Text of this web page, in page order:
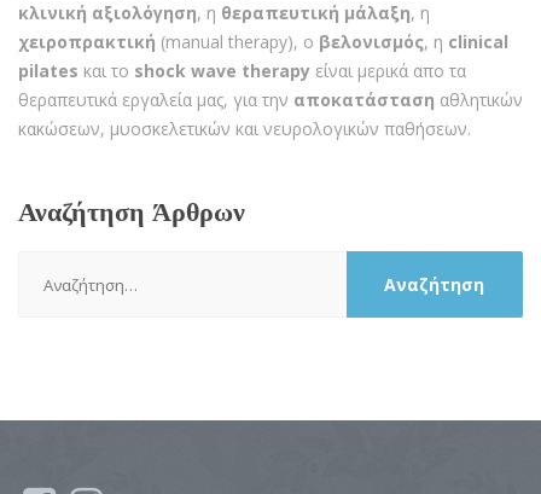
κλινική αξιολόγηση, η θεραπευτική μάλαξη, η
χειροπρακτική (manual therapy), ο βελονισμός, η clinical
pilates και το shock wave therapy είναι μερικά απο τα
θεραπευτικά εργαλεία μας, για την αποκατάσταση αθλητικών
κακώσεων, μυοσκελετικών και νευρολογικών παθήσεων.
Αναζήτηση Άρθρων
για: